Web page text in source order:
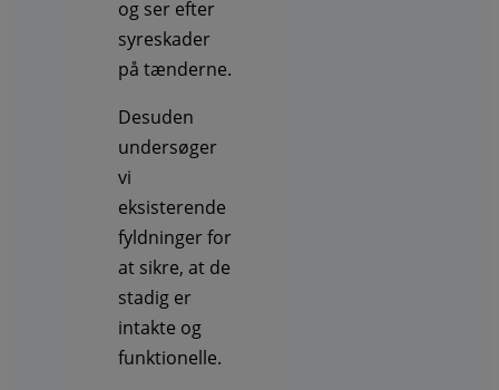
og ser efter
syreskader
på tænderne.
Desuden
undersøger
vi
eksisterende
fyldninger for
at sikre, at de
stadig er
intakte og
funktionelle.